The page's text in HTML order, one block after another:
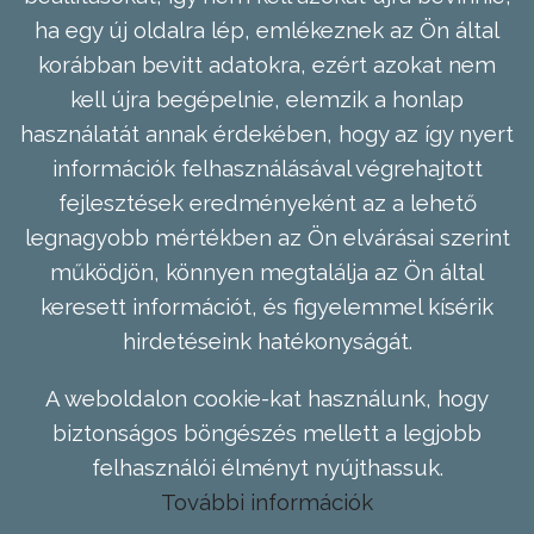
ha egy új oldalra lép, emlékeznek az Ön által
korábban bevitt adatokra, ezért azokat nem
kell újra begépelnie, elemzik a honlap
használatát annak érdekében, hogy az így nyert
információk felhasználásával végrehajtott
fejlesztések eredményeként az a lehető
legnagyobb mértékben az Ön elvárásai szerint
működjön, könnyen megtalálja az Ön által
keresett információt, és figyelemmel kísérik
hirdetéseink hatékonyságát.
A weboldalon cookie-kat használunk, hogy
biztonságos böngészés mellett a legjobb
felhasználói élményt nyújthassuk.
További információk